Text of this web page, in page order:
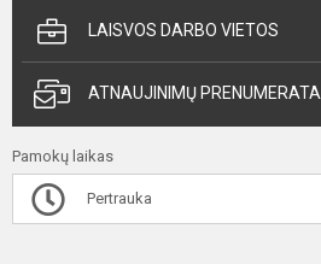
LAISVOS DARBO VIETOS
ATNAUJINIMŲ PRENUMERATA
Pamokų laikas
Pertrauka